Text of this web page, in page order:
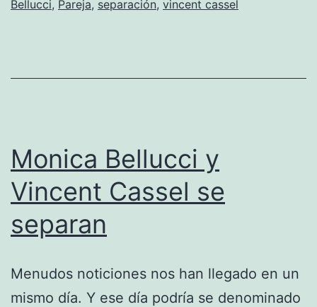
Bellucci, Pareja, separación, vincent cassel
Monica Bellucci y
Vincent Cassel se
separan
Menudos noticiones nos han llegado en un
mismo día. Y ese día podría se denominado